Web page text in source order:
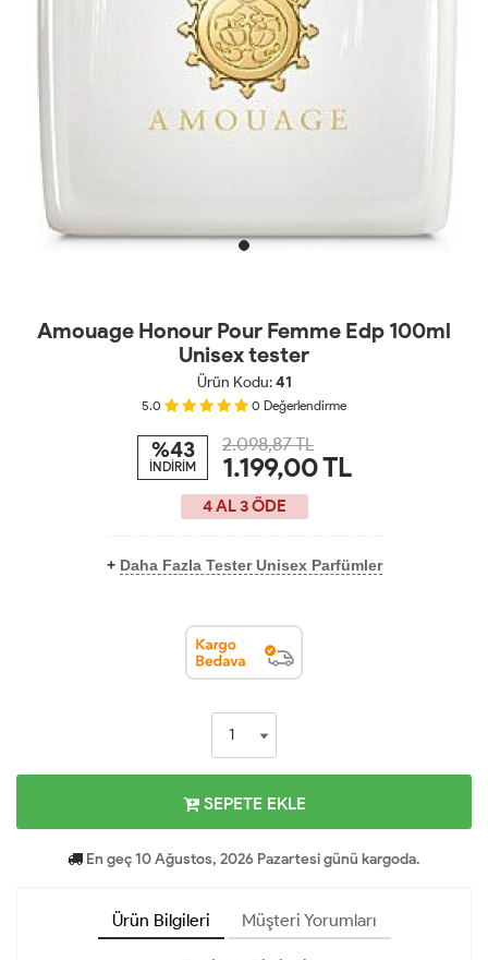
Amouage Honour Pour Femme Edp 100ml
Unisex tester
Ürün Kodu:41
5.0 0 Değerlendirme
%43
İNDİRİM
2.098,87 TL
1.199,00TL
4 AL 3 ÖDE
+ Daha Fazla Tester Unisex Parfümler
SEPETE EKLE
En geç 10 Ağustos, 2026 Pazartesi günü kargoda.
Ürün Bilgileri Müşteri Yorumları